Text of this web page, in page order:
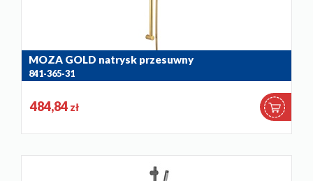
MOZA GOLD natrysk przesuwny
841-365-31
484,84 zł